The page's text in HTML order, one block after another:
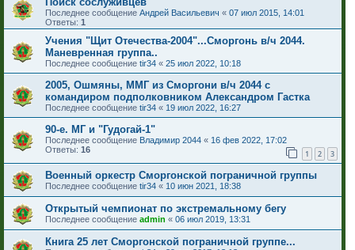
Последнее сообщение Андрей Васильевич « 07 июл 2015, 14:01
Ответы: 1
Учения "Щит Отечества-2004"...Сморгонь в/ч 2044.
Маневренная группа..
Последнее сообщение tir34 « 25 июл 2022, 10:18
2005, Ошмяны, ММГ из Сморгони в/ч 2044 с
командиром подполковником Александром Гастка
Последнее сообщение tir34 « 19 июл 2022, 16:27
90-е. МГ и "Гудогай-1"
Последнее сообщение Владимир 2044 « 16 фев 2022, 17:02
Ответы: 16 1 2 3
Военный оркестр Сморгонской пограничной группы
Последнее сообщение tir34 « 10 июн 2021, 18:38
Открытый чемпионат по экстремальному бегу
Последнее сообщение admin « 06 июл 2019, 13:31
Книга 25 лет Сморгонской пограничной группе...